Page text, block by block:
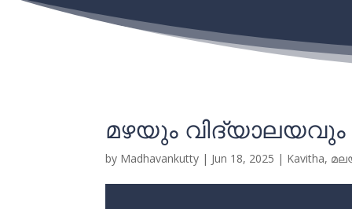
മഴയും വിദ്യാലയവും
by Madhavankutty | Jun 18, 2025 | Kavitha,